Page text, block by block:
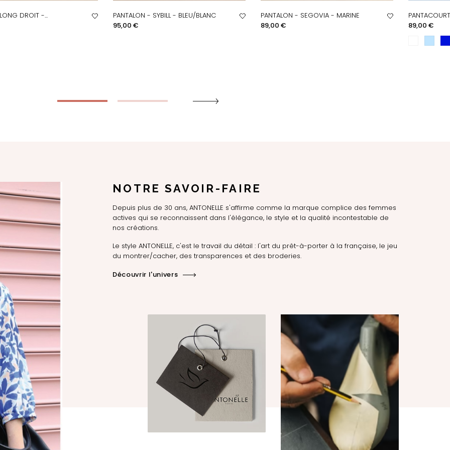
DROIT -...
PANTALON - SYBILL - BLEU/BLANC
Prix
95,00 €
PANTALON - SEGOVIA - MARINE
Prix
89,00 €
Prix
89,00 €
NOTRE SAVOIR-FAIRE
Depuis plus de 30 ans, ANTONELLE s'affirme comme la marque complice des femmes
actives qui se reconnaissent dans l'élégance, le style et la qualité incontestable de
nos créations.
Le style ANTONELLE, c'est le travail du détail : l'art du prêt-à-porter à la française, le jeu
du montrer/cacher, des transparences et des broderies.
Découvrir l'univers